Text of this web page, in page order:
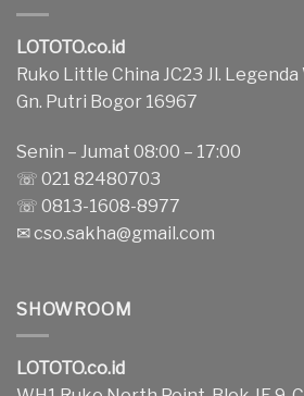
LOTOTO.co.id
Ruko Little China JC23 Jl.
Gn. Putri Bogor 16967
Senin – Jumat 08:00 – 17:00
☏ 021 82480703
☏ 0813-1608-8977
✉cso.sakha@gmail.com
SHOWROOM
LOTOTO.co.id